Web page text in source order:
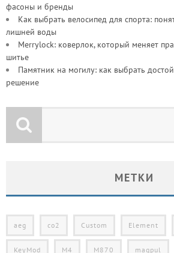
фасоны и бренды
Как выбрать велосипед для спорта:
лишней воды
Merrylock: коверлок, который меняет
шитье
Памятник на могилу: как выбрать
решение
МЕТКИ
aeg co2 Custom Element
KeyMod M4 M870 magpul